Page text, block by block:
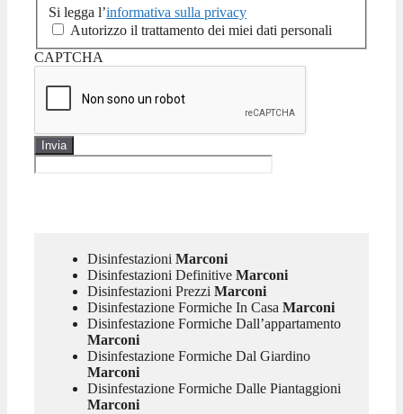
Si legga l’informativa sulla privacy
Autorizzo il trattamento dei miei dati personali
CAPTCHA
Disinfestazioni Marconi
Disinfestazioni DefinitiveMarconi
Disinfestazioni Prezzi Marconi
Disinfestazione Formiche In Casa Marconi
Disinfestazione Formiche Dall’appartamento
Marconi
Disinfestazione Formiche Dal Giardino
Marconi
Disinfestazione Formiche Dalle Piantaggioni
Marconi